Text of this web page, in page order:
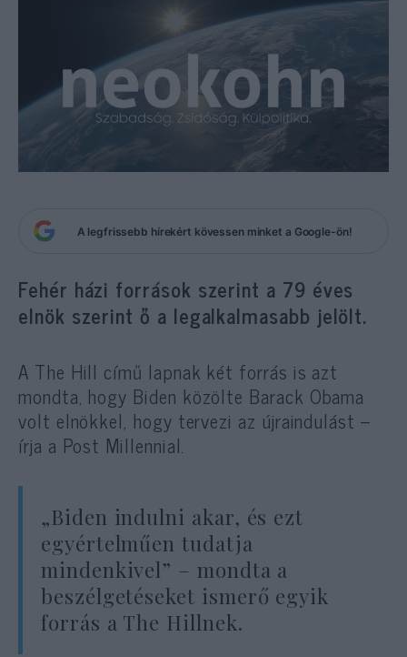
A legfrissebb hírekért kövessen minket a Google-ön!
Fehér házi források szerint a 79 éves
elnök szerint ő a legalkalmasabb jelölt.
A The Hill című lapnak két forrás is azt
mondta, hogy Biden közölte Barack Obama
volt elnökkel, hogy tervezi az újraindulást –
írja a Post Millennial.
„Biden indulni akar, és ezt
egyértelműen tudatja
mindenkivel” – mondta a
beszélgetéseket ismerő egyik
forrás a The Hillnek.